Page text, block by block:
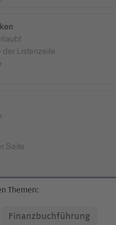
Themen:
Finanzbuchführung